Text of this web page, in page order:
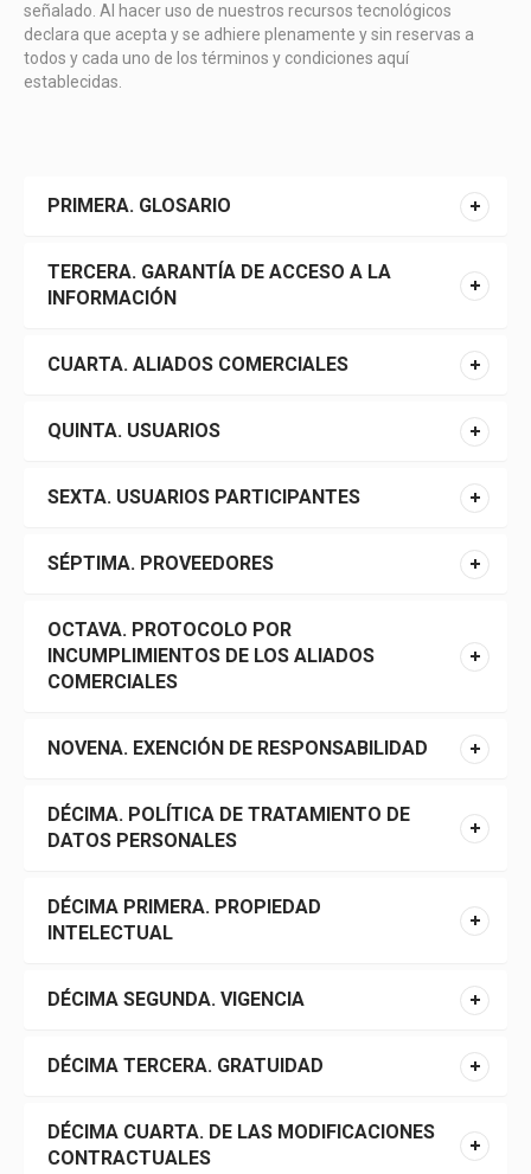
señalado. Al hacer uso de nuestros recursos tecnológicos
declara que acepta y se adhiere plenamente y sin reservas a
todos y cada uno de los términos y condiciones aquí
establecidas.
PRIMERA. GLOSARIO
TERCERA. GARANTÍA DE ACCESO A LA
INFORMACIÓN
CUARTA. ALIADOS COMERCIALES
QUINTA. USUARIOS
SEXTA. USUARIOS PARTICIPANTES
SÉPTIMA. PROVEEDORES
OCTAVA. PROTOCOLO POR
INCUMPLIMIENTOS DE LOS ALIADOS
COMERCIALES
NOVENA. EXENCIÓN DE RESPONSABILIDAD
DÉCIMA. POLÍTICA DE TRATAMIENTO DE
DATOS PERSONALES
DÉCIMA PRIMERA. PROPIEDAD
INTELECTUAL
DÉCIMA SEGUNDA. VIGENCIA
DÉCIMA TERCERA. GRATUIDAD
DÉCIMA CUARTA. DE LAS MODIFICACIONES
CONTRACTUALES